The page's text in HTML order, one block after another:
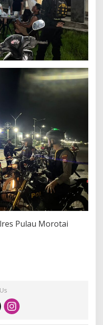
Pulau Morotai